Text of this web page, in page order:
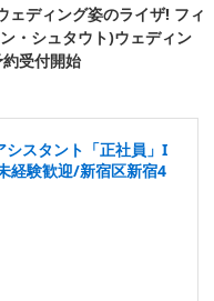
ェディング姿のライザ! フィ
・シュタウト)ウェディン
受付開始
シスタント「正社員」I
経験歓迎/新宿区新宿4